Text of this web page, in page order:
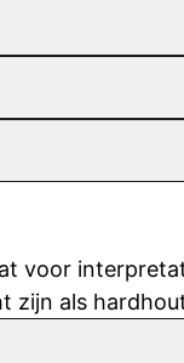
voor
zijn als